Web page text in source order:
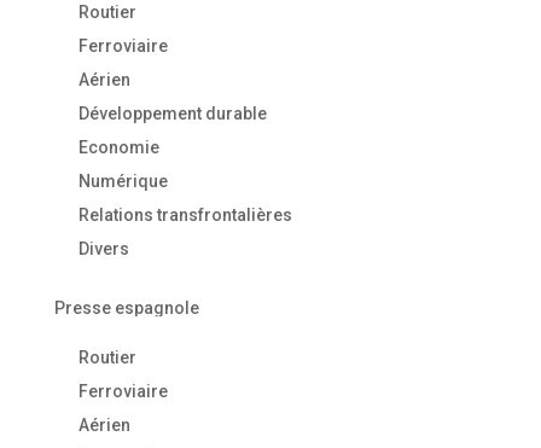
Routier
Ferroviaire
Aérien
Développement durable
Economie
Numérique
Relations transfrontalières
Divers
Presse espagnole
Routier
Ferroviaire
Aérien